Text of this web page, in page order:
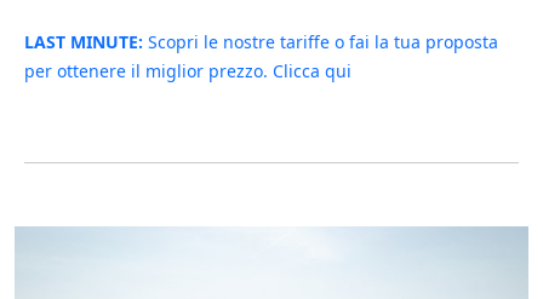
LAST MINUTE: Scopri le nostre tariffe o fai la tua proposta
per ottenere il miglior prezzo. Clicca qui